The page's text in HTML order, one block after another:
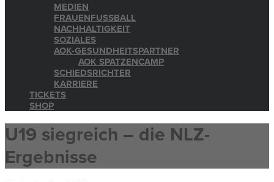
MEDIEN
FRAUENFUSSBALL
NACHHALTIGKEIT
SOZIALES
AOK-GESUNDHEITSPARTNER
AOK SPATZENCAMP
SCHIEDSRICHTER
KARRIERE
TICKETS
SHOP
U19 siegreich – die NLZ-
Ergebnisse